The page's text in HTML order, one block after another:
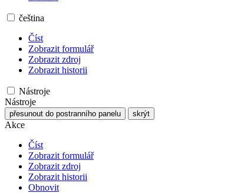
čeština
Číst
Zobrazit formulář
Zobrazit zdroj
Zobrazit historii
Nástroje
Nástroje
přesunout do postranního panelu skrýt
Akce
Číst
Zobrazit formulář
Zobrazit zdroj
Zobrazit historii
Obnovit